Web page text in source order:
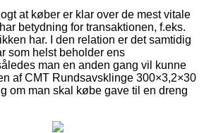
at køber er klar over de mest vitale
betydning for transaktionen, f.eks.
har. I den relation er det samtidig
som helst beholder ens
man en anden gang vil kunne
af CMT Rundsavsklinge 300×3,2×30
om man skal købe gave til en dreng